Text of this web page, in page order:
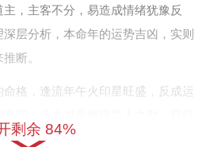
，主客不分，易造成情绪犹豫反
层分析，本命年的运势吉凶，实则
断。
格，逢流年午火印星旺盛，反成运
应象并非坊间传言一概而论的「大
剩余 84%